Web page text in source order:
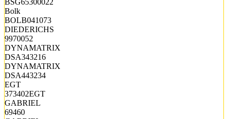
Bolk
BOLB041073
DIEDERICHS
9970052
DYNAMATRIX
DSA343216
DYNAMATRIX
DSA443234
EGT
373402EGT
GABRIEL
69460